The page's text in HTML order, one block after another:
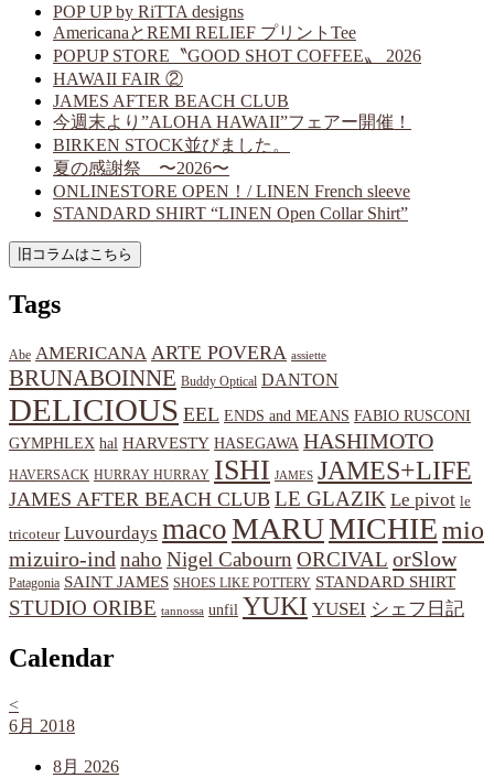
POP UP by RiTTA designs
AmericanaとREMI RELIEF プリントTee
POPUP STORE〝GOOD SHOT COFFEE〟 2026
HAWAII FAIR ②
JAMES AFTER BEACH CLUB
今週末より”ALOHA HAWAII”フェアー開催！
BIRKEN STOCK並びました。
夏の感謝祭 〜2026〜
ONLINESTORE OPEN！/ LINEN French sleeve
STANDARD SHIRT “LINEN Open Collar Shirt”
Tags
Abe AMERICANA ARTE POVERA assiette
BRUNABOINNE Buddy Optical DANTON
DELICIOUS EEL ENDS and MEANS FABIO RUSCONI
GYMPHLEX hal HARVESTY HASEGAWA HASHIMOTO
HAVERSACK HURRAY HURRAY ISHI JAMES JAMES+LIFE
JAMES AFTER BEACH CLUB LE GLAZIK Le pivot le
tricoteur Luvourdays macoMARUMICHIEmio
mizuiro-ind naho Nigel Cabourn ORCIVAL orSlow
Patagonia SAINT JAMES SHOES LIKE POTTERY STANDARD SHIRT
STUDIO ORIBE tannossa unfil YUKI YUSEI シェフ日記
Calendar
<
6月 2018
8月 2026